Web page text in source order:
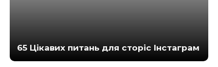
65 Цікавих питань для сторіс Інстаграм